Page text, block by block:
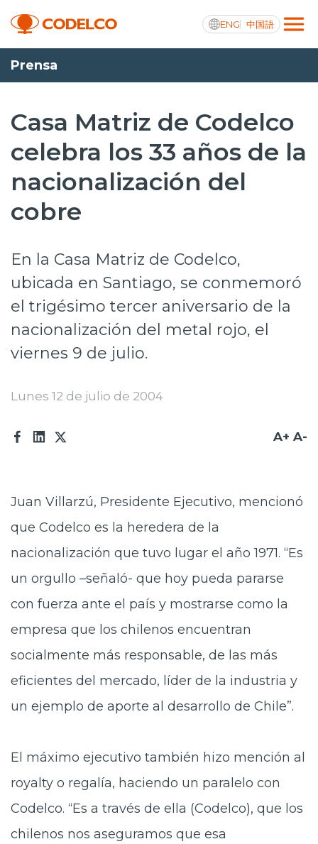
ENG 中国語
Transparencia activa
Nosotros
Operaciones
Proyectos
Innovación
Inversionistas
Prensa
Trabaja en Codelco
Transparencia activa
Prensa
Casa Matriz de Codelco
celebra los 33 años de la
nacionalización del
cobre
En la Casa Matriz de Codelco,
ubicada en Santiago, se conmemoró
el trigésimo tercer aniversario de la
nacionalización del metal rojo, el
viernes 9 de julio.
Lunes 12 de julio de 2004
A+ A-
Juan Villarzú, Presidente Ejecutivo, mencionó
que Codelco es la heredera de la
nacionalización que tuvo lugar el año 1971. “Es
un orgullo –señaló- que hoy pueda pararse
con fuerza ante el país y mostrarse como la
empresa que los chilenos encuentran
socialmente más responsable, de las más
eficientes del mercado, líder de la industria y
un ejemplo de aporte al desarrollo de Chile”.
El máximo ejecutivo también hizo mención al
royalty o regalía, haciendo un paralelo con
Codelco. “Es a través de ella (Codelco), que los
chilenos nos aseguramos que esa